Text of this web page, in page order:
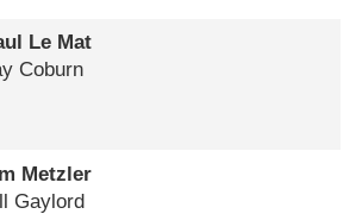
Le Mat
Coburn
Metzler
Gaylord